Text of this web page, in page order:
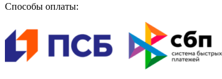
Способы оплаты: